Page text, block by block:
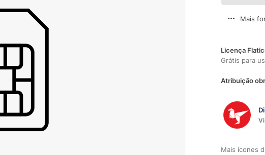
Mais
Licença
Grátis para
Atribuição
Mais ícones